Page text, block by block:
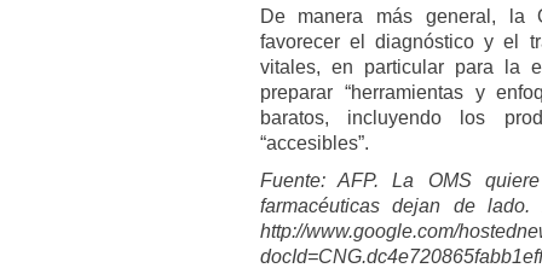
De manera más general, la
favorecer el diagnóstico y el
vitales, en particular para la
preparar “herramientas y
baratos, incluyendo los
“accesibles”.
Fuente: AFP. La OMS
farmacéuticas dejan de
http://www.google.com/